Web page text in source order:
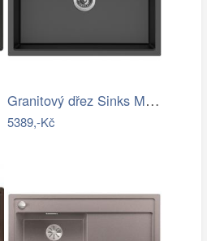
Granitový dřez Sinks MAXIMO 780…
5389,-Kč